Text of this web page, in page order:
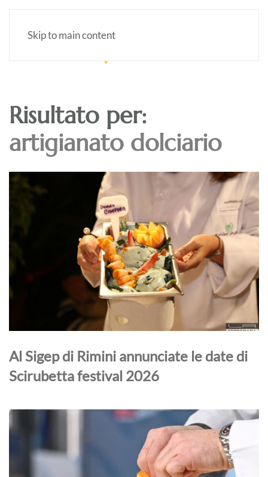
Skip to main content
Risultato per:
artigianato dolciario
Al Sigep di Rimini annunciate le date di
Scirubetta festival 2026